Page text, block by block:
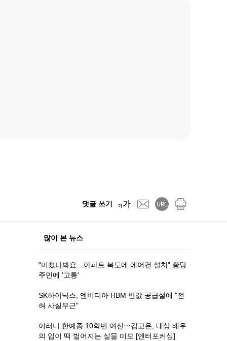
댓글 쓰기
많이 본 뉴스
"미쳤나봐요…아파트 복도에 에어컨 설치" 황당
주민에 '고통'
SK하이닉스, 엔비디아 HBM 반값 공급설에 "전
혀 사실무근"
이러니 한예종 10학번 여신⋯김고은, 대상 배우
의 입이 떡 벌어지는 실물 미모 [엔터포커싱]